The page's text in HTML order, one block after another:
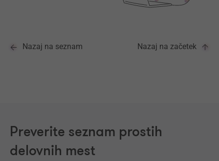
Nazaj na seznam Nazaj na začetek
Preverite seznam prostih
delovnih mest